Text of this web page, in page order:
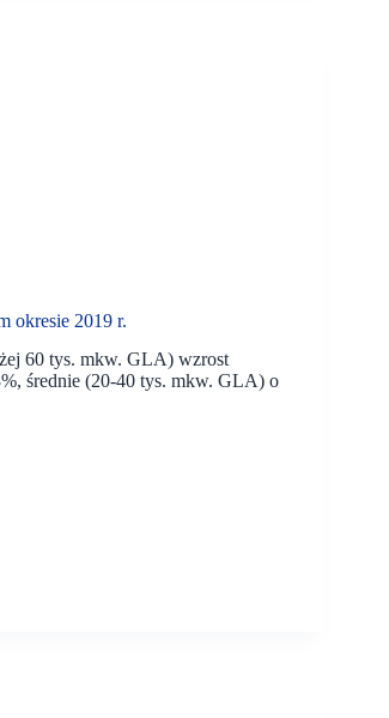
okresie 2019 r.
60 tys. mkw. GLA) wzrost
średnie (20-40 tys. mkw. GLA) o